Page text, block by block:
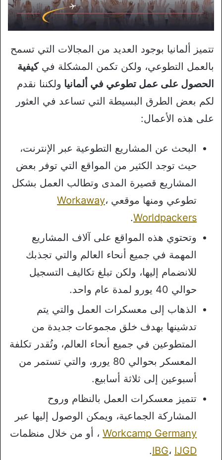
تتميز ألمانيا بوجود العديد من المجالات التي تسمح
بالعمل التطوعي، ولكن تكمن المشكلة فيكيفية
الحصول على عمل تطوعي في ألمانيا ولكننا نقدم
لكم بعض الطرق البسيطة التي تساعد في العثور
على هذه الأعمال:
البحث عن المشاريع التطوعية عبر الإنترنت،
حيث توجد الكثير من المواقع التي توفر بعض
المشاريع قصيرة المدى وتطالب العمل بشكل
تطوعي ومنها موقعي Workaway،
Worldpackers
.
وتحتوي هذه المواقع على آلاف المشاريع
المهمة في جميع أنحاء العالم والتي تجذبك
للانضمام إليها، ولكن تبلغ تكاليف التسجيل
حوالي 40 يورو لمدة عام واحد.
الذهاب إلى معسكرات العمل والتي يتم
تدشينها بهدف خلق مجموعات جديدة من
المتطوعين في جميع أنحاء العالم، وتُقدر تكلفة
المعسكر بحوالي 80 يورو، والتي تستمر من
أسبوعين إلى ثلاثة أسابيع.
تتميز معسكرات العمل بالنظام وروح
المشاركة الجماعية، ويمكن الوصول إليها عبر
Workcamp Germany ، أو من خلال منظمات
IBG، IJGD
.